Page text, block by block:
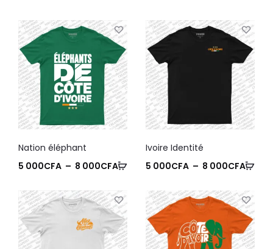
Nation éléphant
5 000CFA – 8 000CFA
Ivoire Identité
5 000CFA – 8 000CFA